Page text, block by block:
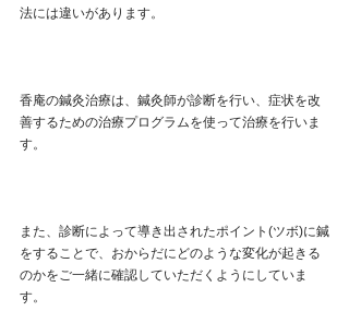
法には違いがあります。
香庵の鍼灸治療は、鍼灸師が診断を行い、症状を改
善するための治療プログラムを使って治療を行いま
す。
また、診断によって導き出されたポイント(ツボ)に鍼
をすることで、おからだにどのような変化が起きる
のかをご一緒に確認していただくようにしていま
す。